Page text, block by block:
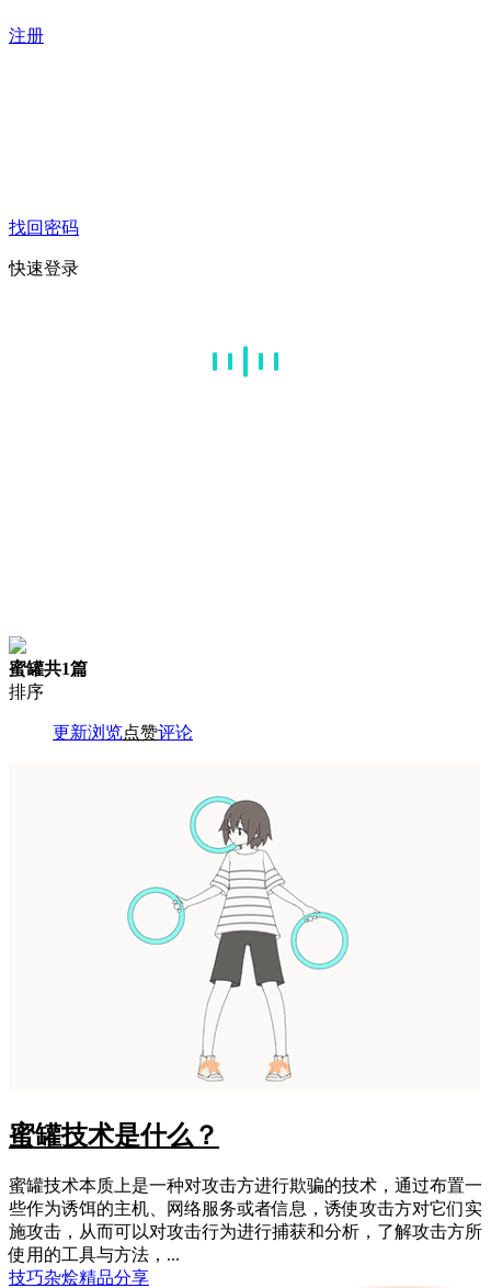
注册
找回密码
快速登录
蜜罐共1篇
排序
更新浏览点赞评论
蜜罐技术是什么？
蜜罐技术本质上是一种对攻击方进行欺骗的技术，通过布置一
些作为诱饵的主机、网络服务或者信息，诱使攻击方对它们实
施攻击，从而可以对攻击行为进行捕获和分析，了解攻击方所
使用的工具与方法，...
技巧杂烩精品分享